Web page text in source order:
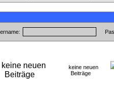
keine neuen
Beiträge